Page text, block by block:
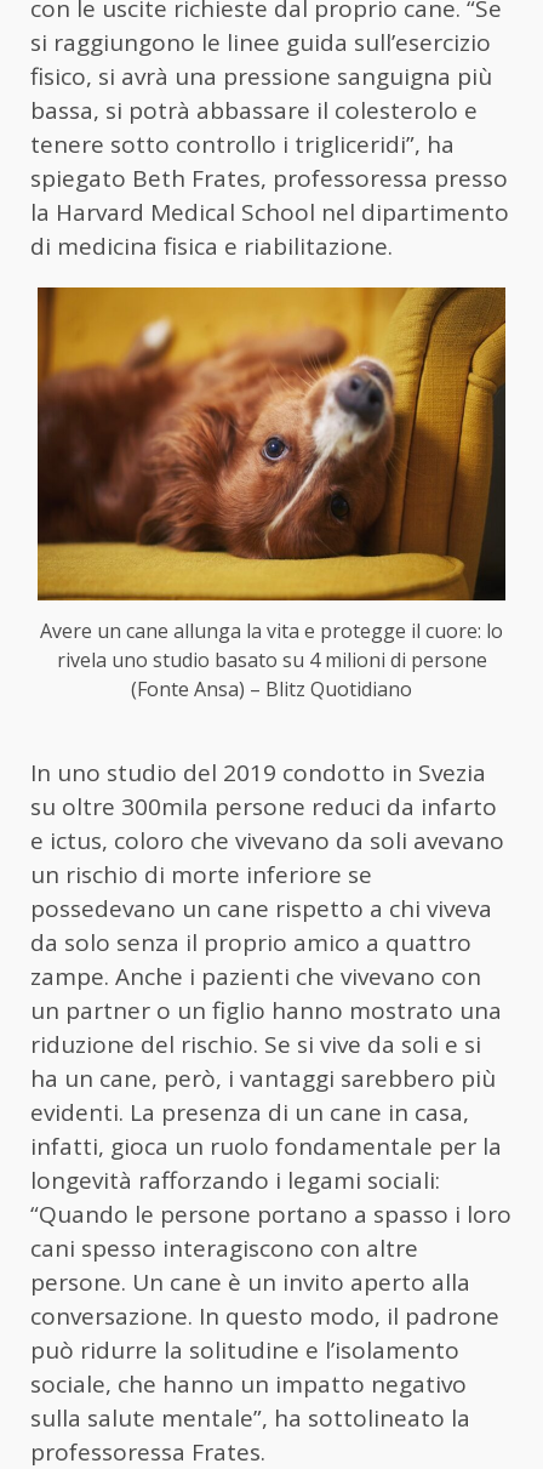
con le uscite richieste dal proprio cane. “Se
si raggiungono le linee guida sull’esercizio
fisico, si avrà una pressione sanguigna più
bassa, si potrà abbassare il colesterolo e
tenere sotto controllo i trigliceridi”, ha
spiegato Beth Frates, professoressa presso
la Harvard Medical School nel dipartimento
di medicina fisica e riabilitazione.
Avere un cane allunga la vita e protegge il cuore: lo
rivela uno studio basato su 4 milioni di persone
(Fonte Ansa) – Blitz Quotidiano
In uno studio del 2019 condotto in Svezia
su oltre 300mila persone reduci da infarto
e ictus, coloro che vivevano da soli avevano
un rischio di morte inferiore se
possedevano un cane rispetto a chi viveva
da solo senza il proprio amico a quattro
zampe. Anche i pazienti che vivevano con
un partner o un figlio hanno mostrato una
riduzione del rischio. Se si vive da soli e si
ha un cane, però, i vantaggi sarebbero più
evidenti. La presenza di un cane in casa,
infatti, gioca un ruolo fondamentale per la
longevità rafforzando i legami sociali:
“Quando le persone portano a spasso i loro
cani spesso interagiscono con altre
persone. Un cane è un invito aperto alla
conversazione. In questo modo, il padrone
può ridurre la solitudine e l’isolamento
sociale, che hanno un impatto negativo
sulla salute mentale”, ha sottolineato la
professoressa Frates.